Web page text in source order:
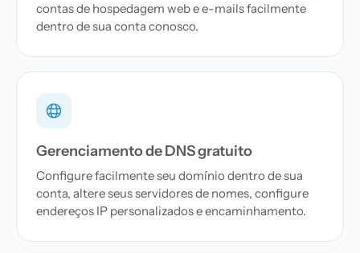
contas de hospedagem web e e-mails facilmente
dentro de sua conta conosco.
Gerenciamento de DNS gratuito
Configure facilmente seu domínio dentro de sua
conta, altere seus servidores de nomes, configure
endereços IP personalizados e encaminhamento.